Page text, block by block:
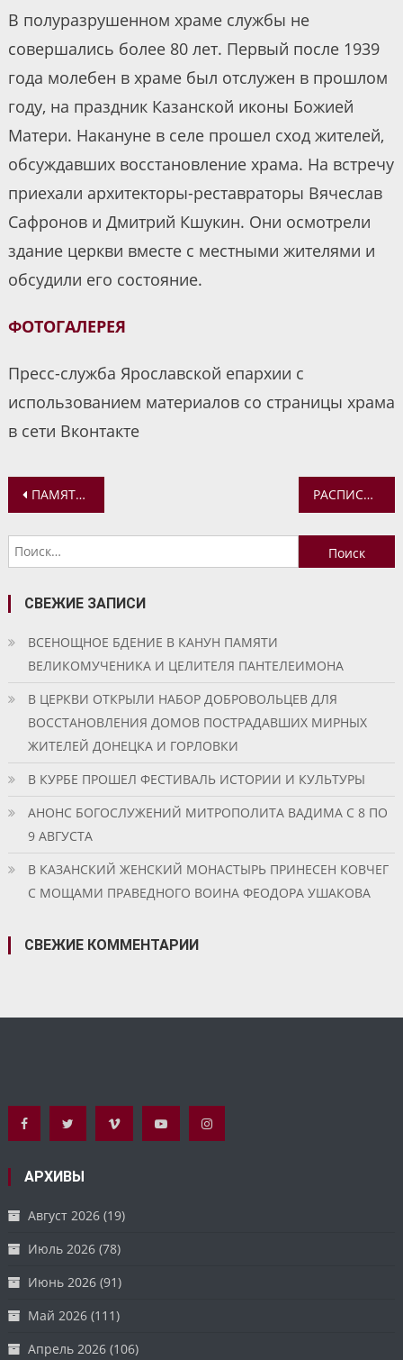
В полуразрушенном храме службы не
совершались более 80 лет. Первый после 1939
года молебен в храме был отслужен в прошлом
году, на праздник Казанской иконы Божией
Матери. Накануне в селе прошел сход жителей,
обсуждавших восстановление храма. На встречу
приехали архитекторы-реставраторы Вячеслав
Сафронов и Дмитрий Кшукин. Они осмотрели
здание церкви вместе с местными жителями и
обсудили его состояние.
ФОТОГАЛЕРЕЯ
Пресс-служба Ярославской епархии с
использованием материалов со страницы храма
в сети Вконтакте
Навигация
по
записям
ПАМЯТЬ ЯРОСЛАВСКОЙ ИКОНЫ БОЖИЕЙ МАТЕРИ ПОЧТИЛИ В ЯРОСЛАВЛЕ РАСПИСАНИЕ ДВИЖЕНИЯ КАЗАНСКОГО КРЕСТНОГО ХОДА 22 ИЮНЯ
Найти:
СВЕЖИЕ ЗАПИСИ
ВСЕНОЩНОЕ БДЕНИЕ В КАНУН ПАМЯТИ
ВЕЛИКОМУЧЕНИКА И ЦЕЛИТЕЛЯ ПАНТЕЛЕИМОНА
В ЦЕРКВИ ОТКРЫЛИ НАБОР ДОБРОВОЛЬЦЕВ ДЛЯ
ВОССТАНОВЛЕНИЯ ДОМОВ ПОСТРАДАВШИХ МИРНЫХ
ЖИТЕЛЕЙ ДОНЕЦКА И ГОРЛОВКИ
В КУРБЕ ПРОШЕЛ ФЕСТИВАЛЬ ИСТОРИИ И КУЛЬТУРЫ
АНОНС БОГОСЛУЖЕНИЙ МИТРОПОЛИТА ВАДИМА С 8 ПО
9 АВГУСТА
В КАЗАНСКИЙ ЖЕНСКИЙ МОНАСТЫРЬ ПРИНЕСЕН КОВЧЕГ
С МОЩАМИ ПРАВЕДНОГО ВОИНА ФЕОДОРА УШАКОВА
СВЕЖИЕ КОММЕНТАРИИ
АРХИВЫ
Август 2026 (19)
Июль 2026 (78)
Июнь 2026 (91)
Май 2026 (111)
Апрель 2026 (106)